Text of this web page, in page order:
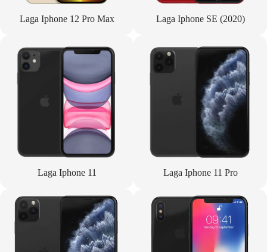
Laga Iphone 12 Pro Max Laga Iphone SE (2020)
Laga Iphone 11 Laga Iphone 11 Pro